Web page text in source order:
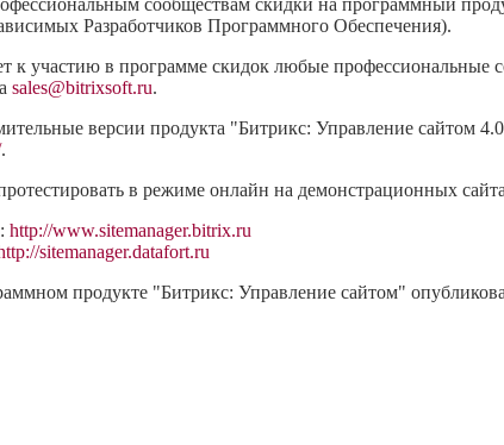
сообществам скидки на программный
Разработчиков Программного Обеспечения).
к участию в программе скидок любые профессиональные
sales@bitrixsoft.ru.
версии продукта "Битрикс: Управление сайтом
.
в режиме онлайн на демонстрационных
http://www.sitemanager.bitrix.ru
sitemanager.datafort.ru
продукте "Битрикс: Управление сайтом"